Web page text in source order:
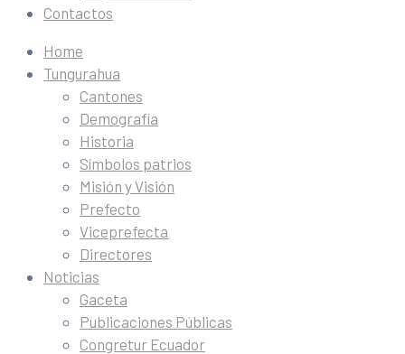
Contactos
Home
Tungurahua
Cantones
Demografía
Historia
Símbolos patrios
Misión y Visión
Prefecto
Viceprefecta
Directores
Noticias
Gaceta
Publicaciones Públicas
Congretur Ecuador